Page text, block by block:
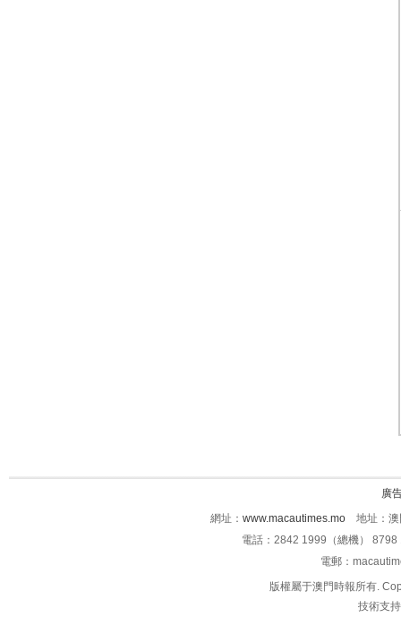
廣
網址： www.macautimes.mo 地址：澳
電話：2842 1999（總機）
電郵：
版權屬于澳門時報所有.
技術支